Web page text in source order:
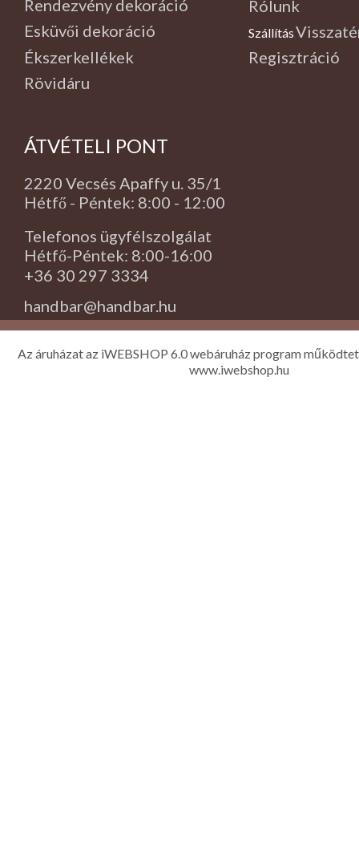
Rendezvény dekoráció
Esküvői dekoráció
Ékszerkellékek
Rövidáru
Rólunk
Szállítás
Regisztráció
ÁTVÉTELI PONT
2220 Vecsés Apaffy u. 35/1
Hétfő - Péntek: 8:00 - 12:00
Telefonos ügyfélszolgálat
Hétfő-Péntek: 8:00-16:00
+36 30 297 3334
handbar@handbar.hu
Az áruházat az iWEBSHOP 6.0 webáruház program
www.iwebshop.hu